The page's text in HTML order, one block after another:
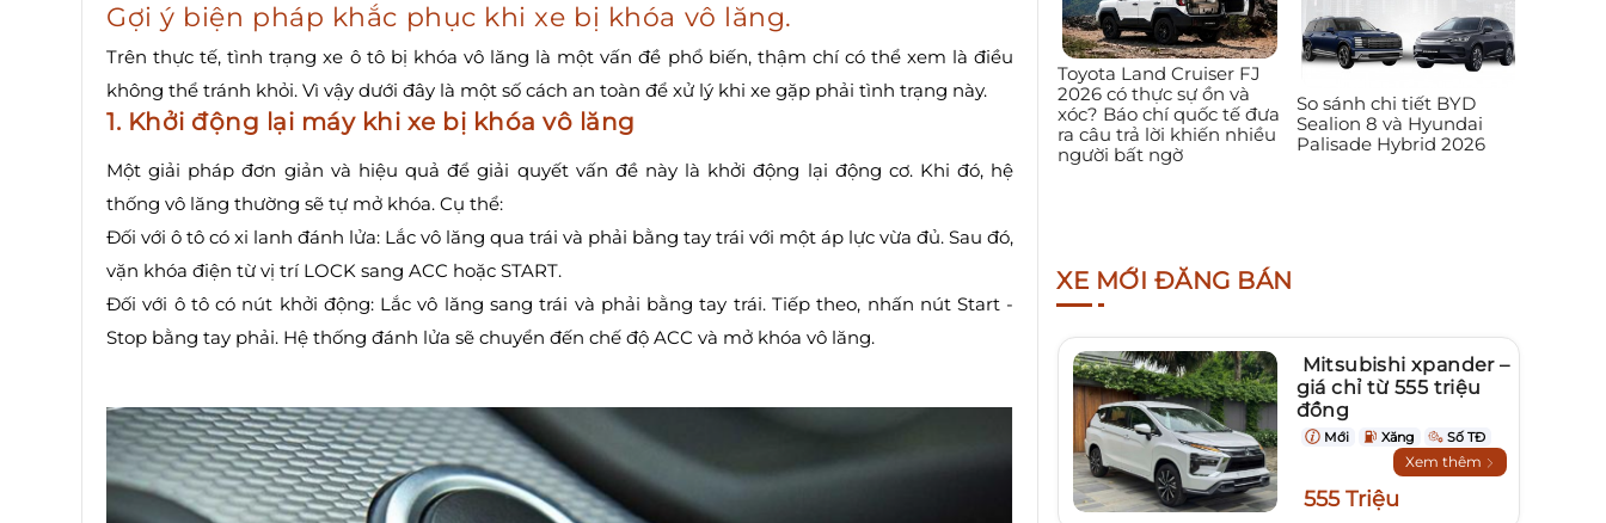
Gợi ý biện pháp khắc phục khi xe bị khóa vô lăng.
Trên thực tế, tình trạng xe ô tô bị khóa vô lăng là một vấn đề phổ biến, thậm chí có thể xem là điều
không thể tránh khỏi. Vì vậy dưới đây là một số cách an toàn để xử lý khi xe gặp phải tình trạng này.
1. Khởi động lại máy khi xe bị khóa vô lăng
Một giải pháp đơn giản và hiệu quả để giải quyết vấn đề này là khởi động lại động cơ. Khi đó, hệ
thống vô lăng thường sẽ tự mở khóa. Cụ thể:
Đối với ô tô có xi lanh đánh lửa: Lắc vô lăng qua trái và phải bằng tay trái với một áp lực vừa đủ. Sau đó,
vặn khóa điện từ vị trí LOCK sang ACC hoặc START.
Đối với ô tô có nút khởi động: Lắc vô lăng sang trái và phải bằng tay trái. Tiếp theo, nhấn nút Start -
Stop bằng tay phải. Hệ thống đánh lửa sẽ chuyển đến chế độ ACC và mở khóa vô lăng.
Toyota Land Cruiser FJ
2026 có thực sự ồn và
xóc? Báo chí quốc tế đưa
ra câu trả lời khiến nhiều
người bất ngờ
So sánh chi tiết BYD
Sealion 8 và Hyundai
Palisade Hybrid 2026
XE MỚI ĐĂNG BÁN
Mitsubishi xpander –
giá chỉ từ 555 triệu
đồng
Mới Xăng Số TĐ
Xem thêm
555 Triệu